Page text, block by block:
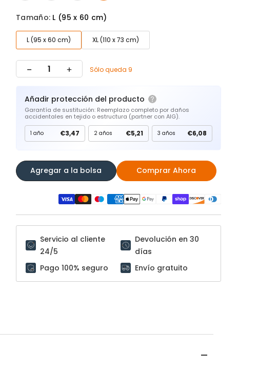
Tamaño: L (95 x 60 cm)
L (95 x 60 cm) XL (110 x 73 cm)
Sólo queda 9
Añadir protección del producto
Garantía de sustitución: Reemplazo completo por daños
accidentales en tejido o estructura (partner con AIG).
1 año €3,47 2 años €5,21 3 años €6,08
Agregar a la bolsa Comprar Ahora
Servicio al cliente
24/5
Devolución en 30
días
Pago 100% seguro
Envío gratuito